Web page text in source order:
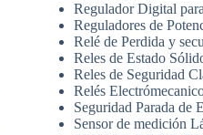
Regulador Digital
Reguladores de
Relé de Perdida y
Reles de Estado
Reles de Seguridad
Relés
Seguridad Parada de
Sensor de medición